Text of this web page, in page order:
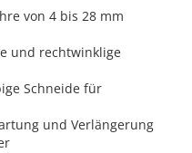
von 4 bis 28 mm
und rechtwinklige
Schneide für
und Verlängerung